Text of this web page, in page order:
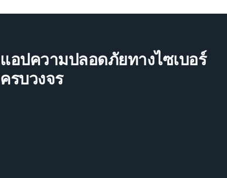
แอปความปลอดภัยทางไซเบอร์
ครบวงจร